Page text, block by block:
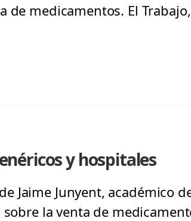
de medicamentos. El
y hospitales
Jaime Junyent, académico
sobre la venta de